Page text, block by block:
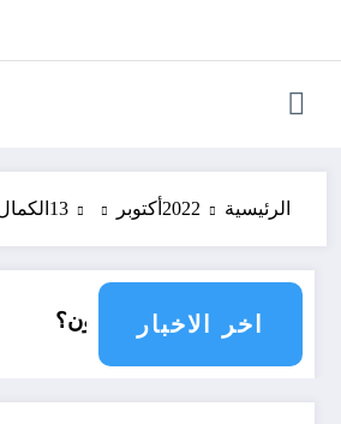
الرئيسية 2022 أكتوبر 13
اخر الاخبار
دولي يناشدون؟ درجات